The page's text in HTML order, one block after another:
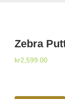
Zebra
kr2,599.00